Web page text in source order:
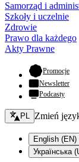
Samorząd i
Szkoły i uczelnie
Zdrowie
Prawo dla każdego
Akty Prawne
Promocje-
Newsletter
Podcasty
Zmień język -
PL Zmień
English (EN)
Українська